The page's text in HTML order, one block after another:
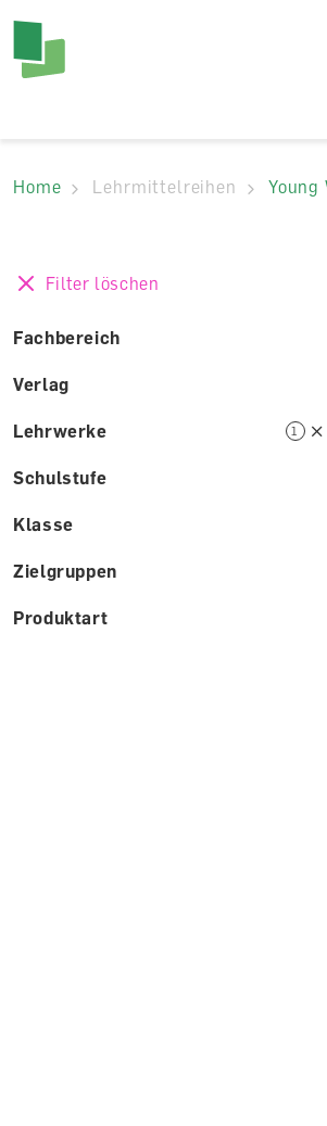
Accesskey
Direkt
Seitenanfang
Direkt
zur
Direkt
Suche
Home Lehrmittelreihen Young
Filter löschen
Fachbereich
Verlag
Lehrwerke 1
Schulstufe
Klasse
Zielgruppen
Produktart